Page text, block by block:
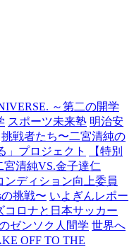
～第二の開学
スポーツ未来塾 明治安
挑戦者たち〜二宮清純の
」プロジェクト
【特別
清純VS.金子達仁
ンディション向上委員
挑戦〜 いよぎんレポー
コロナと日本サッカー
ゼンソク人間学 世界へ
OFF TO THE